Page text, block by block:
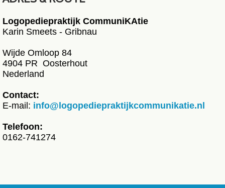
Logopediepraktijk CommuniKAtie
Karin Smeets - Gribnau
Wijde Omloop 84
4904 PR Oosterhout
Nederland
Contact:
E-mail: info@logopediepraktijkcommunikatie.nl
Telefoon:
0162-741274